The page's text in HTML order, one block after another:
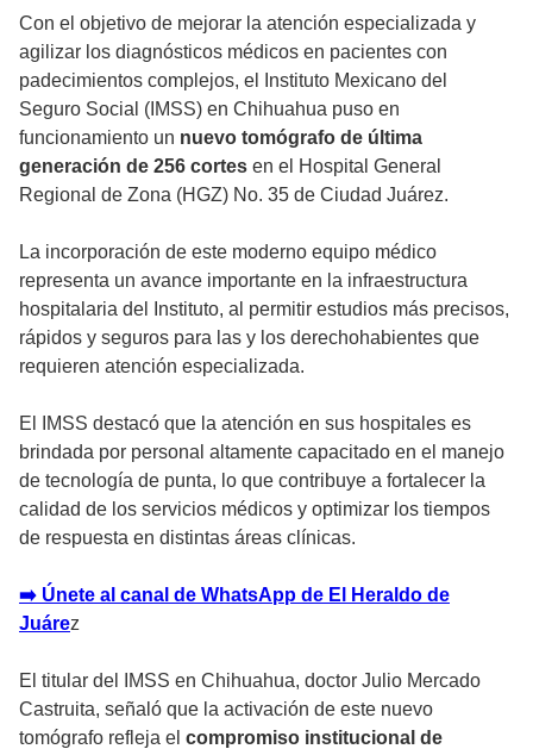
Con el objetivo de mejorar la atención especializada y
agilizar los diagnósticos médicos en pacientes con
padecimientos complejos, el Instituto Mexicano del
Seguro Social (IMSS) en Chihuahua puso en
funcionamiento un nuevo tomógrafo de última
generación de 256 cortes en el Hospital General
Regional de Zona (HGZ) No. 35 de Ciudad Juárez.
La incorporación de este moderno equipo médico
representa un avance importante en la infraestructura
hospitalaria del Instituto, al permitir estudios más precisos,
rápidos y seguros para las y los derechohabientes que
requieren atención especializada.
El IMSS destacó que la atención en sus hospitales es
brindada por personal altamente capacitado en el manejo
de tecnología de punta, lo que contribuye a fortalecer la
calidad de los servicios médicos y optimizar los tiempos
de respuesta en distintas áreas clínicas.
➡️ Únete al canal de WhatsApp de El Heraldo de
Juárez
El titular del IMSS en Chihuahua, doctor Julio Mercado
Castruita, señaló que la activación de este nuevo
tomógrafo refleja el compromiso institucional de